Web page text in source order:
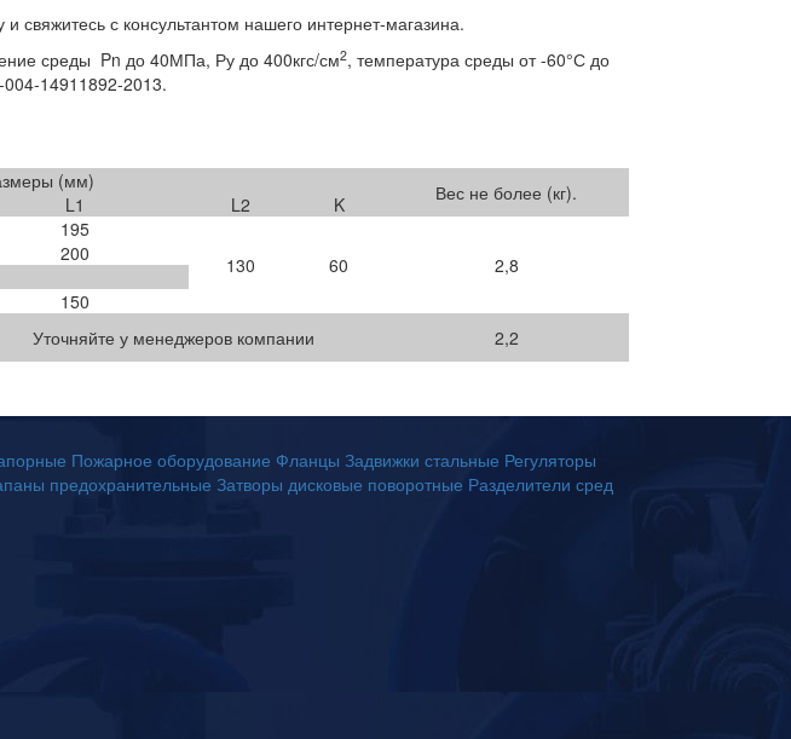
свяжитесь с консультантом нашего интернет-магазина.
среды Pn до 40МПа, Ру до 400кгс/см2, температура среды от -60°С до
004-14911892-2013.
(мм) Вес не более (кг).
L1 L2
K
195
130
60 2,8
200
150
Уточняйте у менеджеров компании 2,2
Пожарное оборудование Фланцы Задвижки стальные Регуляторы
предохранительные Затворы дисковые поворотные Разделители сред